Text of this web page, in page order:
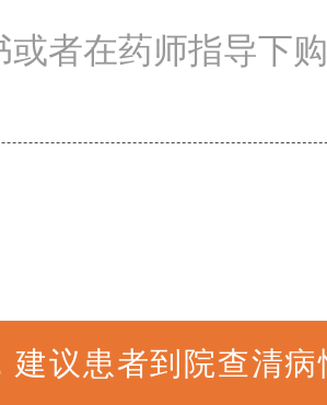
者在药师指导下
议患者到院查清